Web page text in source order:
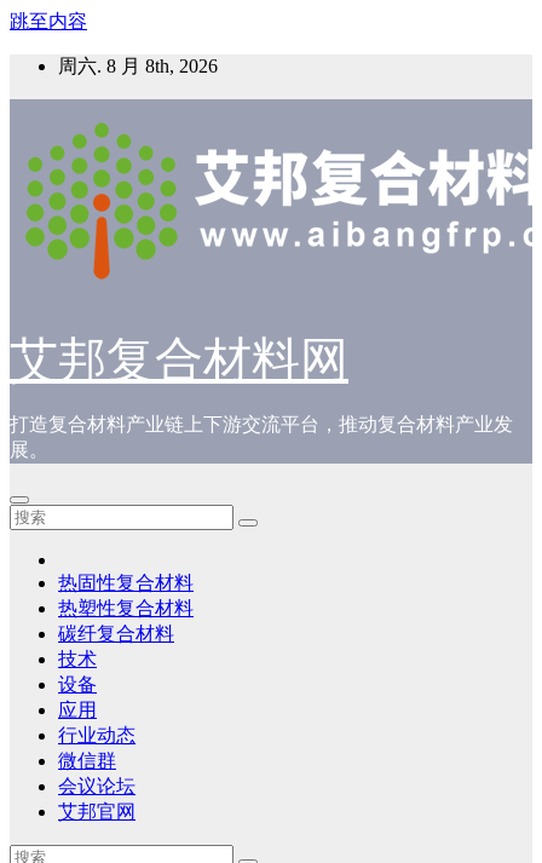
跳至内容
周六. 8 月 8th, 2026
艾邦复合材料网
打造复合材料产业链上下游交流平台，推动复合材料产业发
展。
热固性复合材料
热塑性复合材料
碳纤复合材料
技术
设备
应用
行业动态
微信群
会议论坛
艾邦官网